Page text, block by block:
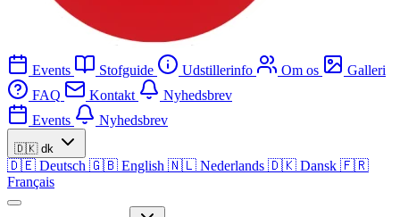
Events Stofguide Udstillerinfo Om os
Galleri
FAQ
Kontakt
Nyhedsbrev
Events
Nyhedsbrev
🇩🇰 dk
🇩🇪 Deutsch 🇬🇧 English 🇳🇱 Nederlands 🇩🇰 Dansk 🇫🇷
Français